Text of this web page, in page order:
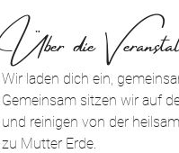
Über die
Wir laden dich ein,
Gemeinsam sitzen wir auf
und reinigen von der
zu Mutter Erde.